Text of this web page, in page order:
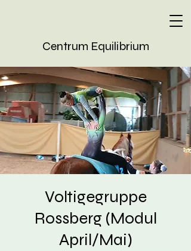
Centrum Equilibrium
Voltigegruppe
Rossberg (Modul
April/Mai)